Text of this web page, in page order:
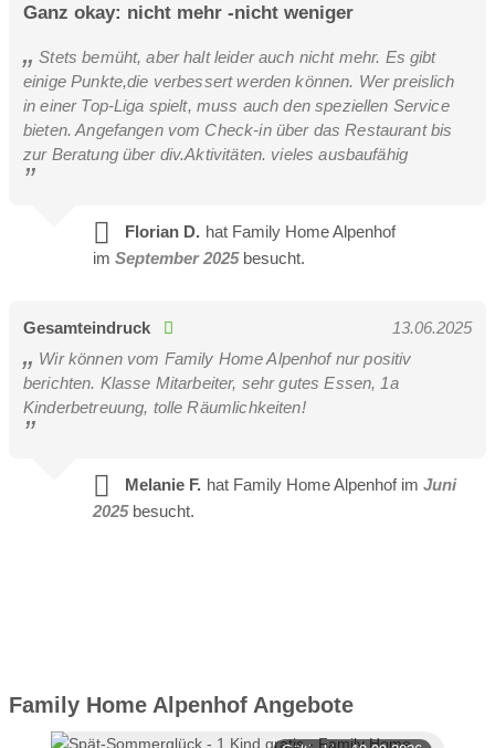
Family Home Alpenhof Angebote
Ganz okay: nicht mehr -nicht weniger
Stets bemüht, aber halt leider auch nicht mehr. Es gibt
einige Punkte,die verbessert werden können. Wer preislich
in einer Top-Liga spielt, muss auch den speziellen Service
bieten. Angefangen vom Check-in über das Restaurant bis
zur Beratung über div.Aktivitäten. vieles ausbaufähig
Florian D. hat Family Home Alpenhof
im September 2025 besucht.
Gesamteindruck
13.06.2025
Wir können vom Family Home Alpenhof nur positiv
berichten. Klasse Mitarbeiter, sehr gutes Essen, 1a
Kinderbetreuung, tolle Räumlichkeiten!
Melanie F. hat Family Home Alpenhof im Juni
2025 besucht.